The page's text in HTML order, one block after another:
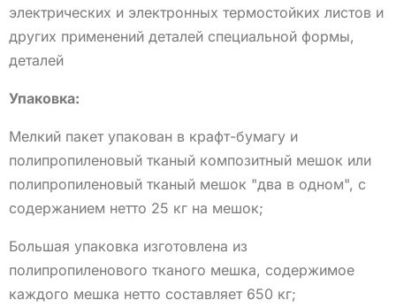
электрических и электронных термостойких листов и
других применений деталей специальной формы,
деталей
Упаковка:
Мелкий пакет упакован в крафт-бумагу и
полипропиленовый тканый композитный мешок или
полипропиленовый тканый мешок "два в одном", с
содержанием нетто 25 кг на мешок;
Большая упаковка изготовлена из
полипропиленового тканого мешка, содержимое
каждого мешка нетто составляет 650 кг;